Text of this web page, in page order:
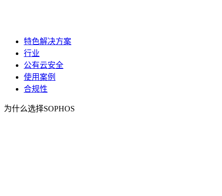
特色解决方案
行业
公有云安全
使用案例
合规性
为什么选择SOPHOS